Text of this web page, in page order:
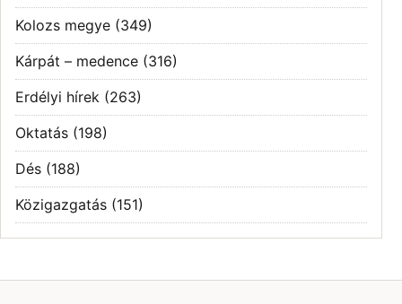
Kolozs megye (349)
Kárpát – medence (316)
Erdélyi hírek (263)
Oktatás (198)
Dés (188)
Közigazgatás (151)